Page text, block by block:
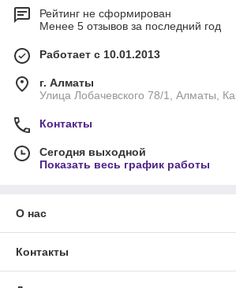
Рейтинг не сформирован
Менее 5 отзывов за последний год
Работает с 10.01.2013
г. Алматы
Улица Лобачевского 78/1, Алматы,
Контакты
Сегодня выходной
Показать весь график работы
О нас
Контакты